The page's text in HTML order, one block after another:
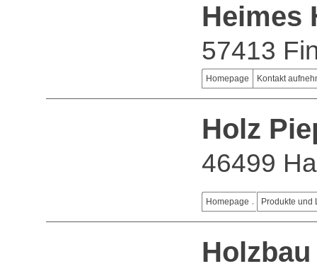
Heimes
57413
Homepage Kontakt
Holz
46499
Homepage Produkte und